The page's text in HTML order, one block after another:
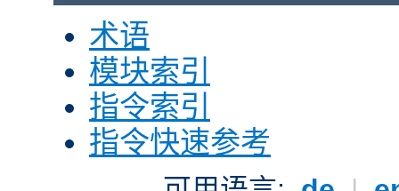
术语
模块索引
指令索引
指令快速参考